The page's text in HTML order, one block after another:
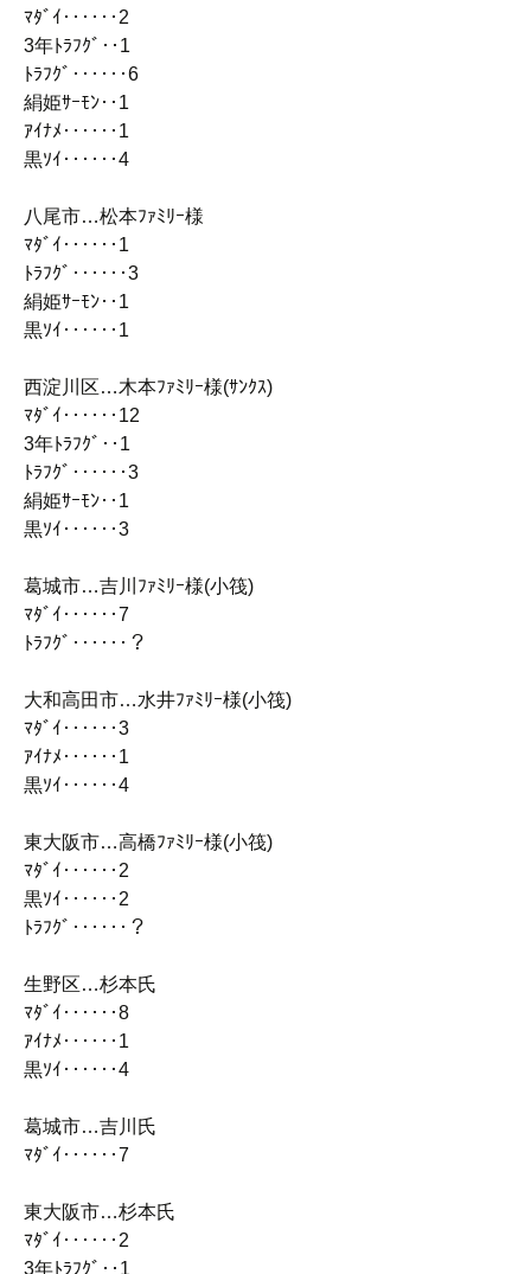
ﾏﾀﾞｲ‥‥‥2
3年ﾄﾗﾌｸﾞ‥1
ﾄﾗﾌｸﾞ‥‥‥6
絹姫ｻｰﾓﾝ‥1
ｱｲﾅﾒ‥‥‥1
黒ｿｲ‥‥‥4
八尾市…松本ﾌｧﾐﾘｰ様
ﾏﾀﾞｲ‥‥‥1
ﾄﾗﾌｸﾞ‥‥‥3
絹姫ｻｰﾓﾝ‥1
黒ｿｲ‥‥‥1
西淀川区…木本ﾌｧﾐﾘｰ様(ｻﾝｸｽ)
ﾏﾀﾞｲ‥‥‥12
3年ﾄﾗﾌｸﾞ‥1
ﾄﾗﾌｸﾞ‥‥‥3
絹姫ｻｰﾓﾝ‥1
黒ｿｲ‥‥‥3
葛城市…吉川ﾌｧﾐﾘｰ様(小筏)
ﾏﾀﾞｲ‥‥‥7
ﾄﾗﾌｸﾞ‥‥‥？
大和高田市…水井ﾌｧﾐﾘｰ様(小筏)
ﾏﾀﾞｲ‥‥‥3
ｱｲﾅﾒ‥‥‥1
黒ｿｲ‥‥‥4
東大阪市…高橋ﾌｧﾐﾘｰ様(小筏)
ﾏﾀﾞｲ‥‥‥2
黒ｿｲ‥‥‥2
ﾄﾗﾌｸﾞ‥‥‥？
生野区…杉本氏
ﾏﾀﾞｲ‥‥‥8
ｱｲﾅﾒ‥‥‥1
黒ｿｲ‥‥‥4
葛城市…吉川氏
ﾏﾀﾞｲ‥‥‥7
東大阪市…杉本氏
ﾏﾀﾞｲ‥‥‥2
3年ﾄﾗﾌｸﾞ‥1